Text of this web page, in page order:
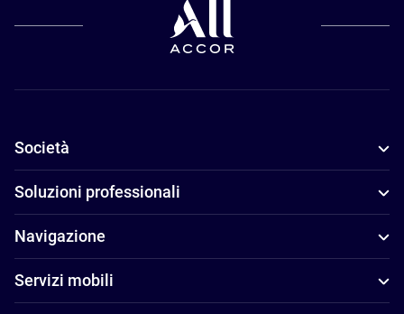
Società
Soluzioni professionali
Navigazione
Servizi mobili